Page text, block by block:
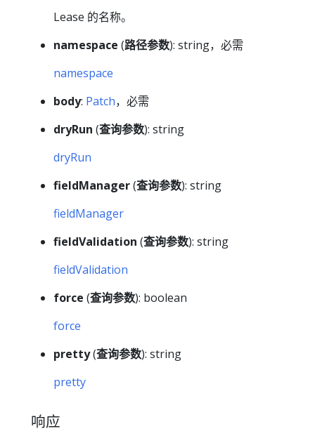
Lease 的名称。
namespace (路径参数): string，必需
namespace
body: Patch，必需
dryRun (查询参数): string
dryRun
fieldManager(查询参数): string
fieldManager
fieldValidation (查询参数): string
fieldValidation
force (查询参数): boolean
force
pretty(查询参数): string
pretty
响应